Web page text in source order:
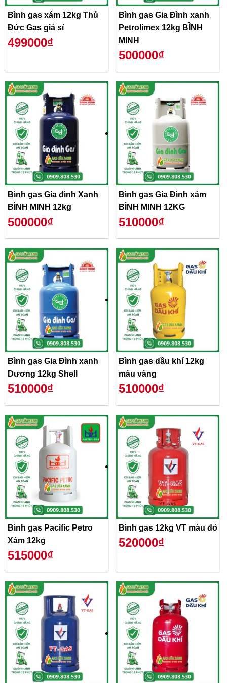
Bình gas xám 12kg Thủ
Đức Gas giá sỉ
499000₫
Bình gas Gia Đình xanh
Petrolimex 12kg BÌNH
MINH
500000₫
Bình gas Gia đình Xanh
BÌNH MINH 12kg
500000₫
Bình gas Gia Đình xám
BÌNH MINH 12KG
510000₫
Bình gas Gia Đình xanh
Dương 12kg Shell
510000₫
Bình gas dầu khí 12kg
màu vàng
510000₫
Bình gas Pacific Petro
Xám 12kg
515000₫
Bình gas 12kg VT màu đỏ
520000₫